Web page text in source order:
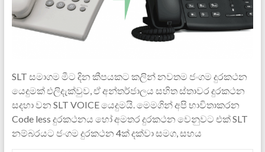
SLT සමාගම මීට දින කීපයකට කලින් නවතම ජංගම දුරකථන
යෙදුමක් එලිදැක්වුව, ඒ අන්තර්ජාලය සහිත ස්තාවර දුරකථන
සදහා වන SLT VOICE යෙදුමයි. මෙමගින් අපි භාවිතාකරන
Code less දුරකථනය හෝ අමතර දුරකථන වෙනුවට එක් SLT
නම්බරයට ජංගම දුරකථන 4ක් දක්වා සමග, සහය